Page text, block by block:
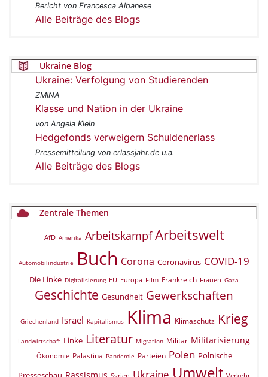
Bericht von Francesca Albanese
Alle Beiträge des Blogs
Ukraine Blog
Ukraine: Verfolgung von Studierenden
ZMINA
Klasse und Nation in der Ukraine
von Angela Klein
Hedgefonds verweigern Schuldenerlass
Pressemitteilung von erlassjahr.de u.a.
Alle Beiträge des Blogs
Zentrale Themen
AfD Amerika Arbeitskampf Arbeitswelt
Automobilindustrie Buch Corona Coronavirus COVID-19
Die Linke Digitalisierung EU Europa Film Frankreich Frauen Gaza
Geschichte Gesundheit Gewerkschaften
Griechenland Israel Kapitalismus Klima Klimaschutz Krieg
Landwirtschaft Linke Literatur Migration Militär Militarisierung
Ökonomie Palästina Pandemie Parteien Polen Polnische
Ukraine Umwelt